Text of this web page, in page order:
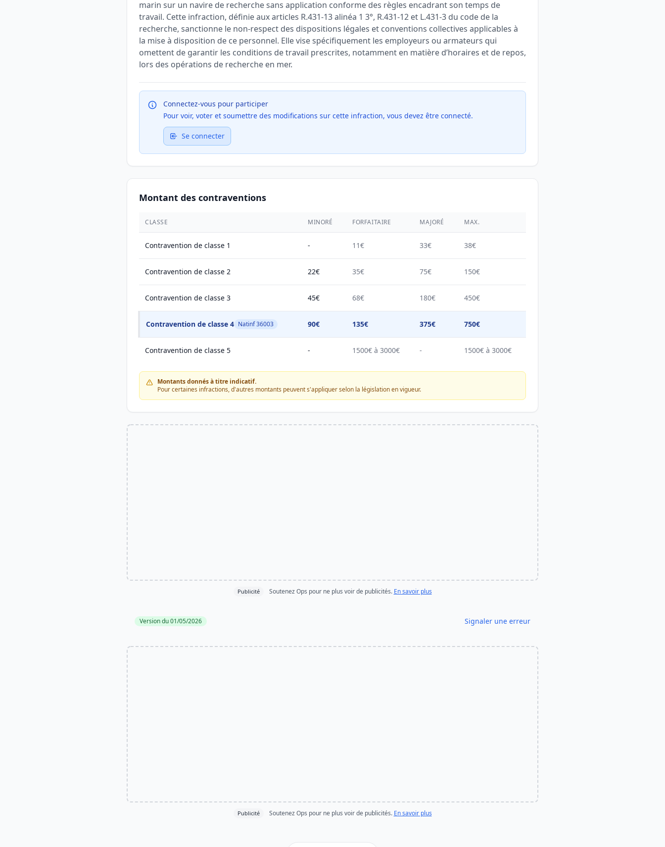
marin sur un navire de recherche sans application conforme des règles encadrant son temps de
travail. Cette infraction, définie aux articles R.431-13 alinéa 1 3°, R.431-12 et L.431-3 du code de la
recherche, sanctionne le non-respect des dispositions légales et conventions collectives applicables à
la mise à disposition de ce personnel. Elle vise spécifiquement les employeurs ou armateurs qui
omettent de garantir les conditions de travail prescrites, notamment en matière d’horaires et de repos,
lors des opérations de recherche en mer.
Connectez-vous pour participer
Pour voir, voter et soumettre des modifications sur cette infraction, vous devez être connecté.
Se connecter
Montant des contraventions
CLASSE MINORÉ FORFAITAIRE MAJORÉ MAX.
Contravention de classe 1 - 11€ 33€ 38€
Contravention de classe 2 22€ 35€ 75€ 150€
Contravention de classe 3 45€ 68€ 180€ 450€
Contravention de classe 4 Natinf 36003 90€ 135€ 375€ 750€
Contravention de classe 5 - 1500€ à 3000€ - 1500€ à 3000€
Montants donnés à titre indicatif.
Pour certaines infractions, d'autres montants peuvent s'appliquer selon la législation en vigueur.
Publicité Soutenez Ops pour ne plus voir de publicités. En savoir plus
Version du 01/05/2026 Signaler une erreur
Publicité Soutenez Ops pour ne plus voir de publicités. En savoir plus